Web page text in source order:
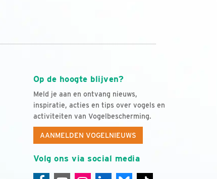
Op de hoogte blijven?
Meld je aan en ontvang nieuws,
inspiratie, acties en tips over vogels en
activiteiten van Vogelbescherming.
AANMELDEN VOGELNIEUWS
Volg ons via social media